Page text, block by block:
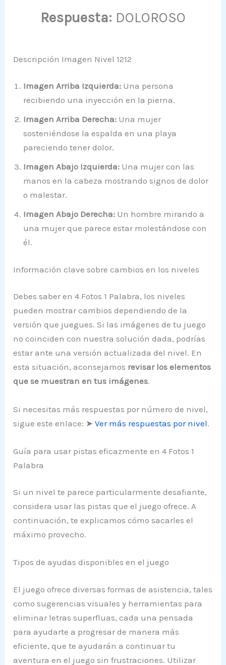
Respuesta: DOLOROSO
Descripción Imagen Nivel 1212
Imagen Arriba Izquierda: Una persona
recibiendo una inyección en la pierna.
Imagen Arriba Derecha: Una mujer
sosteniéndose la espalda en una playa
pareciendo tener dolor.
Imagen Abajo Izquierda: Una mujer con las
manos en la cabeza mostrando signos de dolor
o malestar.
Imagen Abajo Derecha: Un hombre mirando a
una mujer que parece estar molestándose con
él.
Información clave sobre cambios en los niveles
Debes saber en 4 Fotos 1 Palabra, los niveles
pueden mostrar cambios dependiendo de la
versión que juegues. Si las imágenes de tu juego
no coinciden con nuestra solución dada, podrías
estar ante una versión actualizada del nivel. En
esta situación, aconsejamos revisar los elementos
que se muestran en tus imágenes.
Si necesitas más respuestas por número de nivel,
sigue este enlace: ➤Ver más respuestas por nivel.
Guía para usar pistas eficazmente en 4 Fotos 1
Palabra
Si un nivel te parece particularmente desafiante,
considera usar las pistas que el juego ofrece. A
continuación, te explicamos cómo sacarles el
máximo provecho.
Tipos de ayudas disponibles en el juego
El juego ofrece diversas formas de asistencia, tales
como sugerencias visuales y herramientas para
eliminar letras superfluas, cada una pensada
para ayudarte a progresar de manera más
eficiente, que te ayudarán a continuar tu
aventura en el juego sin frustraciones. Utilizar